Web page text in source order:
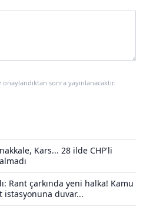
sonra yayınlanacaktır.
Kars... 28 ilde CHP'li
Rant çarkında yeni halka! Kamu
istasyonuna duvar...